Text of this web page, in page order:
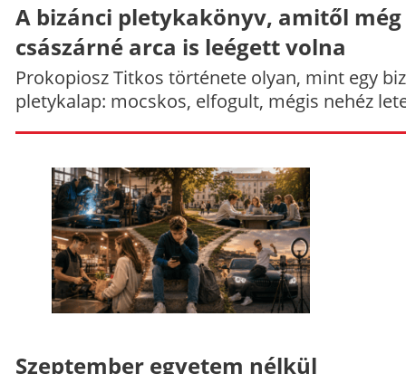
A bizánci pletykakönyv, amitől még
császárné arca is leégett volna
Prokopiosz Titkos története olyan, mint egy
pletykalap: mocskos, elfogult, mégis nehéz
Szeptember egyetem nélkül